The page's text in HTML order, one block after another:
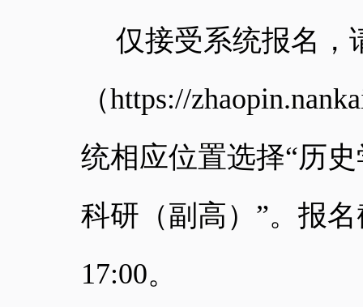
仅接受系统报名，
（https://
统相应位置选择“历
科研（副高）”。报
17:00。